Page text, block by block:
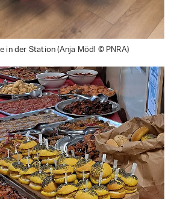
in der Station (Anja Mödl © PNRA)